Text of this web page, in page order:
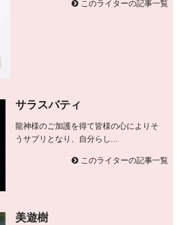
このライターの記事一覧
サラスバティ
龍神様のご加護を得て皆様の心によりそ
うサプリとなり、自分らし...
このライターの記事一覧
美遊樹